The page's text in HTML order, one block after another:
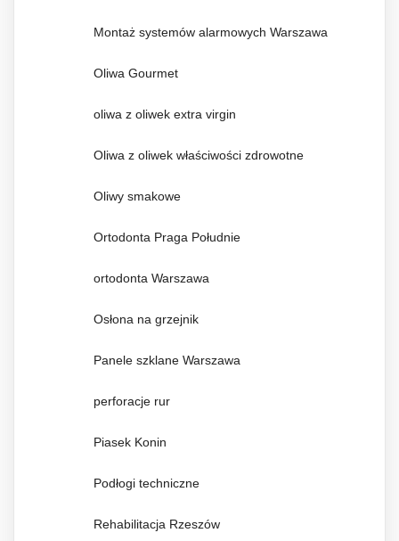
Montaż systemów alarmowych Warszawa
Oliwa Gourmet
oliwa z oliwek extra virgin
Oliwa z oliwek właściwości zdrowotne
Oliwy smakowe
Ortodonta Praga Południe
ortodonta Warszawa
Osłona na grzejnik
Panele szklane Warszawa
perforacje rur
Piasek Konin
Podłogi techniczne
Rehabilitacja Rzeszów